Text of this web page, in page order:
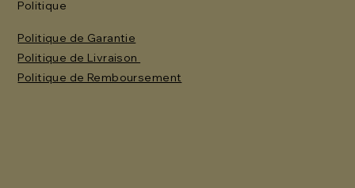
Politique
Politique de Garantie
Politique de Livraison
Politique de Remboursement